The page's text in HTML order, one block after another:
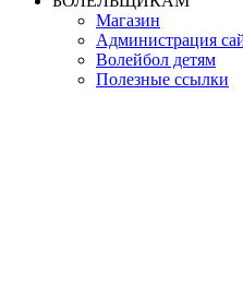
Магазин
Администрация
Волейбол детям
Полезные ссылки